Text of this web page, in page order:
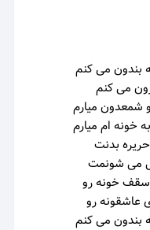
بندون می کنم
می کنم
و شمعدون میارم
خونه ام میارم
بدنت
می شونمت
سقف خونه رو
عاشقونه رو
بندون می کنم